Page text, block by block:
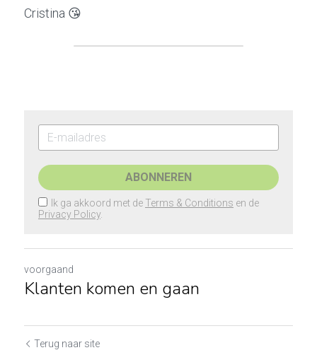
Cristina 😘
ABONNEREN
Ik ga akkoord met de Terms & Conditions en de
Privacy Policy.
voorgaand
Klanten komen en gaan
Terug naar site